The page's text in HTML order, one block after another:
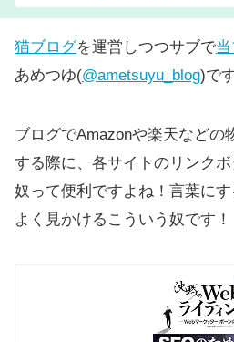
猫ブログを運営しつつサブで
あめつゆ(@ametsuyu_blog)で
ブログでAmazonや楽天などの
する際に、各サイトのリンク
奴って便利ですよね！言葉に
よく見かけるこういう奴です！